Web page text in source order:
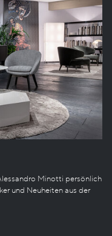
Minotti persönlich
und Neuheiten aus der